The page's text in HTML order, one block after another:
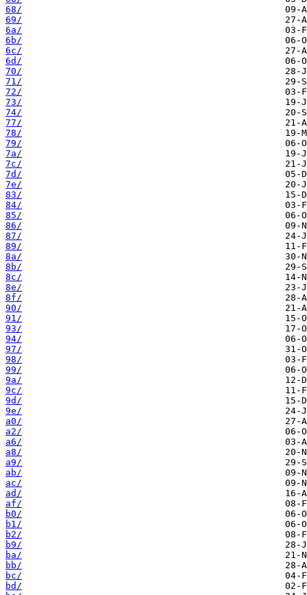
68/
69/
6a/
6b/
6c/
6d/
70/
71/
72/
73/
74/
77/
78/
79/
7a/
7c/
7d/
7e/
83/
84/
85/
86/
87/
89/
8a/
8b/
8c/
8e/
8f/
90/
91/
93/
94/
97/
98/
99/
9a/
9c/
9d/
9e/
a0/
a2/
a6/
a8/
a9/
ab/
ac/
ad/
af/
b0/
b1/
b2/
b9/
ba/
bb/
bc/
bd/